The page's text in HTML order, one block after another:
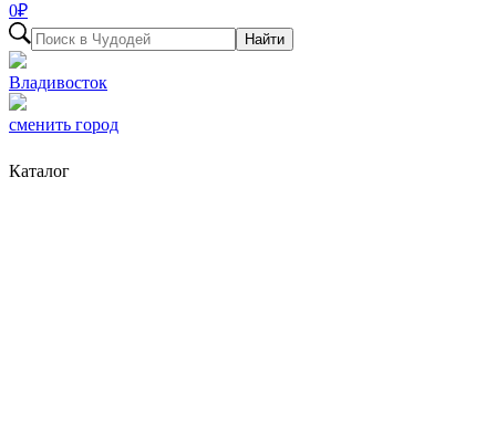
0₽
Найти
Владивосток
сменить город
Каталог